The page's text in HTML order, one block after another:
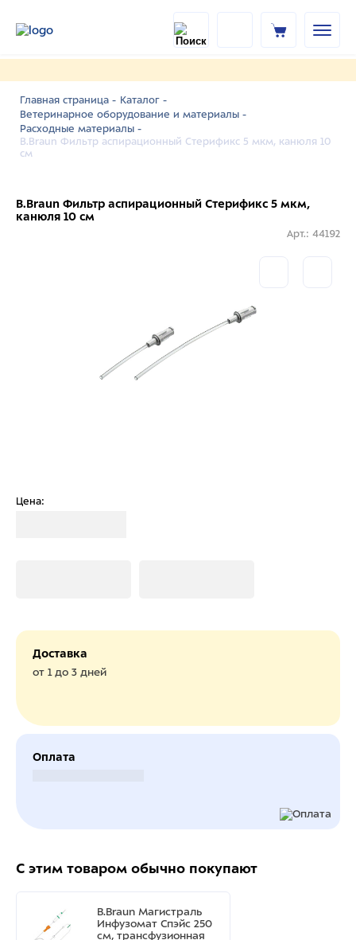
Главная страница - Каталог -
Ветеринарное оборудование и материалы -
Расходные материалы -
B.Braun Фильтр аспирационный Стерификс 5 мкм, канюля 10
см
B.Braun Фильтр аспирационный Стерификс 5 мкм,
канюля 10 см
Арт.: 44192
Цена:
Доставка
от 1 до 3 дней
Оплата
С этим товаром обычно покупают
B.Braun Магистраль
Инфузомат Спэйс 250
см, трансфузионная